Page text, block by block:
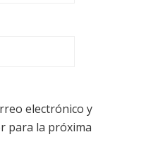
electrónico y
para la próxima